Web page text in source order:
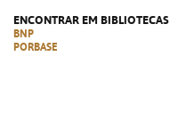
ENCONTRAR EM BIBLIOTECAS
BNP
PORBASE